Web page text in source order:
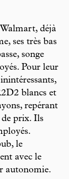
déjà
ses très bas
songe
Pour leur
blancs et
repérant
de prix. Ils
le
avec le
autonomie.